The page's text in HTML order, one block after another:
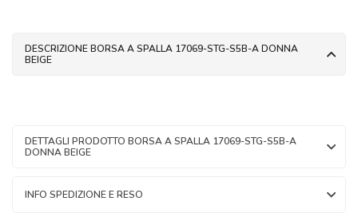
DESCRIZIONE BORSA A SPALLA 17069-STG-S5B-A DONNA
BEIGE
DETTAGLI PRODOTTO BORSA A SPALLA 17069-STG-S5B-A
DONNA BEIGE
INFO SPEDIZIONE E RESO